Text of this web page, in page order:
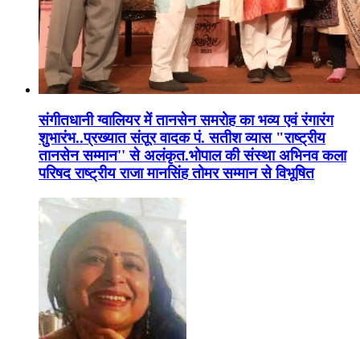
संगीतधानी ग्वालियर में तानसेन समरोह का भव्य एवं रंगारंग
शुभारंभ..प्रख्यात संतूर वादक पं. सतीश व्यास "राष्ट्रीय
तानसेन सम्मान'' से अलंकृत.भोपाल की संस्था अभिनव कला
परिषद राष्ट्रीय राजा मानसिंह तोमर सम्मान से विभूषित